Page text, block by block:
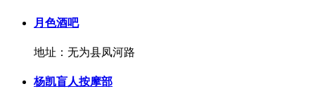
月色酒吧
地址：无为县凤河路
杨凯盲人按摩部